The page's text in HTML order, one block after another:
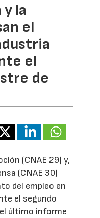
la
el
el
de
(CNAE 29) y,
(CNAE 30)
del empleo en
el segundo
último informe